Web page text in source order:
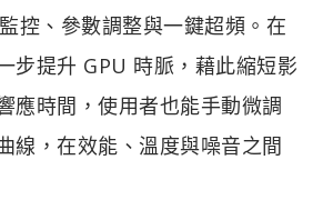
控、參數調整與一鍵超頻。在
步提升 GPU 時脈，藉此縮短影
應時間，使用者也能手動微調
線，在效能、溫度與噪音之間